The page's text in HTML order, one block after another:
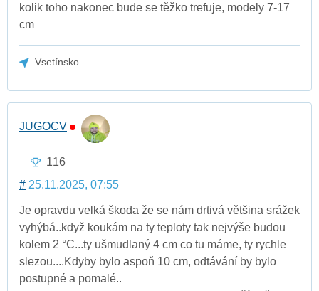
kolik toho nakonec bude se těžko trefuje, modely 7-17
cm
Vsetínsko
JUGOCV
116
# 25.11.2025, 07:55
Je opravdu velká škoda že se nám drtivá většina srážek
vyhýbá..když koukám na ty teploty tak nejvýše budou
kolem 2 °C...ty ušmudlaný 4 cm co tu máme, ty rychle
slezou....Kdyby bylo aspoň 10 cm, odtávání by bylo
postupné a pomalé..